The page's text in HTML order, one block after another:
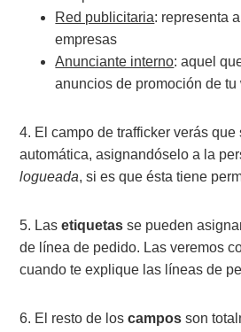
Red publicitaria: representa
empresas
Anunciante interno: aquel
anuncios de promoción de tu
4. El campo de trafficker verás que
automática, asignandóselo a la
logueada, si es que ésta tiene
5. Lasetiquetas se pueden
de línea de pedido. Las veremos
cuando te explique las líneas de
6. El resto de loscampos son